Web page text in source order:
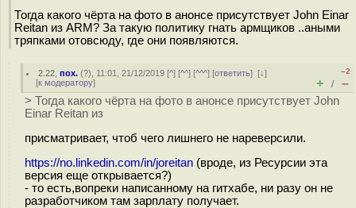
Тогда какого чёрта на фото в анонсе присутствует John Einar
Reitan из ARM? За такую политику гнать армщиков ..аными
тряпками отовсюду, где они появляются.
2.22 ,пох. (?), 11:01, 21/12/2019 [^] [^^] [^^^] [ответить][↓]
[к модератору]
–2
+ / –
> Тогда какого чёрта на фото в анонсе присутствует John
Einar Reitan из
присматривает, чтоб чего лишнего не нареверсили.
https://no.linkedin.com/in/joreitan (вроде, из Ресурсии эта
версия еще открывается?)
- то есть,вопреки написанному на гитхабе, ни разу он не
разработчиком там зарплату получает.